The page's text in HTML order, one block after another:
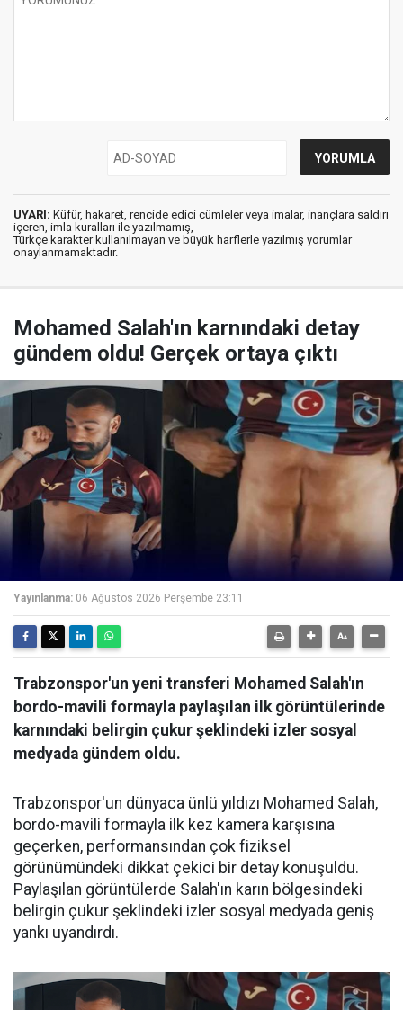
UYARI: Küfür, hakaret, rencide edici cümleler veya imalar, inançlara saldırı
içeren, imla kuralları ile yazılmamış,
Türkçe karakter kullanılmayan ve büyük harflerle yazılmış yorumlar
onaylanmamaktadır.
Mohamed Salah'ın karnındaki detay
gündem oldu! Gerçek ortaya çıktı
Yayınlanma: 06 Ağustos 2026 Perşembe 23:11
Trabzonspor'un yeni transferi Mohamed Salah'ın
bordo-mavili formayla paylaşılan ilk görüntülerinde
karnındaki belirgin çukur şeklindeki izler sosyal
medyada gündem oldu.
Trabzonspor'un dünyaca ünlü yıldızı Mohamed Salah,
bordo-mavili formayla ilk kez kamera karşısına
geçerken, performansından çok fiziksel
görünümündeki dikkat çekici bir detay konuşuldu.
Paylaşılan görüntülerde Salah'ın karın bölgesindeki
belirgin çukur şeklindeki izler sosyal medyada geniş
yankı uyandırdı.